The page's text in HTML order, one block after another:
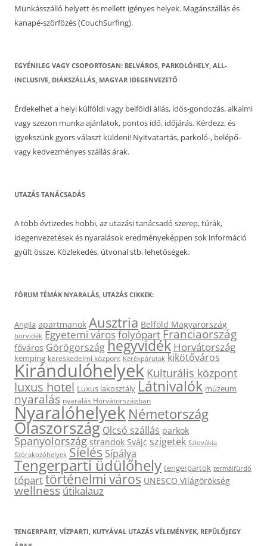
Munkásszálló helyett és mellett igényes helyek. Magánszállás és
kanapé-szörfözés (CouchSurfing).
EGYÉNILEG VAGY CSOPORTOSAN: BELVÁROS, PARKOLÓHELY, ALL-
INCLUSIVE, DIÁKSZÁLLÁS, MAGYAR IDEGENVEZETŐ
Érdekelhet a helyi külföldi vagy belföldi állás, idős-gondozás, alkalmi
vagy szezon munka ajánlatok, pontos idő, időjárás. Kérdezz, és
igyekszünk gyors választ küldeni! Nyitvatartás, parkoló-, belépő-
vagy kedvezményes szállás árak.
UTAZÁS TANÁCSADÁS
A több évtizedes hobbi, az utazási tanácsadó szerep, túrák,
idegenvezetések és nyaralások eredményeképpen sok információ
gyűlt össze. Közlekedés, útvonal stb. lehetőségek.
FÓRUM TÉMÁK NYARALÁS, UTAZÁS CIKKEK:
Anglia apartmanok Ausztria Belföld Magyarország
borvidék Egyetemi városfolyópartFranciaország
főváros Görögországhegyvidék Horvátország
kemping kereskedelmi központ Kerékpárutak kikötőváros
Kirándulóhelyek Kulturális központ
luxus hotel Luxus lakosztály Látnivalók múzeum
nyaralás nyaralás Horvátországban
Nyaralóhelyek Németország
Olaszország Olcsó szállás parkok
Spanyolország strandok Svájc szigetek Szlovákia
Szórakozóhelyek Síelés Sípálya
Tengerparti üdülőhely tengerpartok termálfürdő
tóparttörténelmi város UNESCO Világörökség
wellnessútikalauz
TENGERPART, VÍZPARTI, KUTYÁVAL UTAZÁS VÉLEMÉNYEK, REPÜLŐJEGY